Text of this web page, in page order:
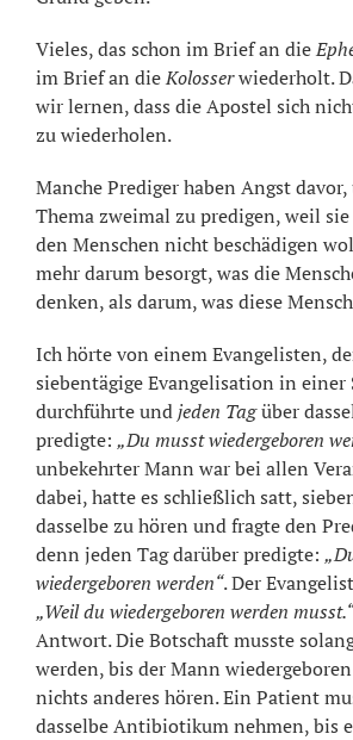
Vieles, das schon im Brief an die
im Brief an dieKolosserwiederholt.
wir lernen, dass die Apostel sich
zu wiederholen.
Manche Prediger haben Angst davor,
Thema zweimal zu predigen, weil
den Menschen nicht beschädigen
mehr darum besorgt, was die
denken, als darum, was diese
Ich hörte von einem Evangelisten,
siebentägige Evangelisation in einer
durchführte undjeden Tagüber
predigte: „Du musst wiedergeboren
unbekehrter Mann war bei allen
dabei, hatte es schließlich satt,
dasselbe zu hören und fragte den
denn jeden Tag darüber predigte:
wiedergeboren werden“. Der
„Weil du wiedergeboren werden musst.“
Antwort. Die Botschaft musste
werden, bis der Mann
nichts anderes hören. Ein Patient
dasselbe Antibiotikum nehmen, bis